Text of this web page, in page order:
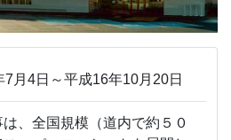
7月4日～平成16年10月20日
は、全国規模（道内で約５０